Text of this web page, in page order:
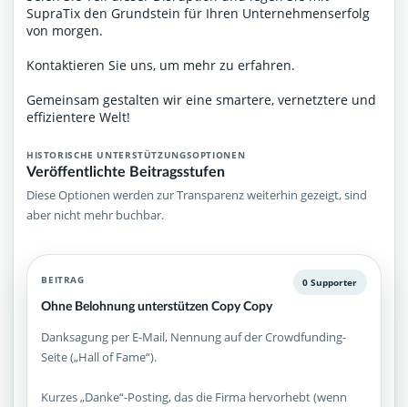
SupraTix den Grundstein für Ihren Unternehmenserfolg
von morgen.
Kontaktieren Sie uns, um mehr zu erfahren.
Gemeinsam gestalten wir eine smartere, vernetztere und
effizientere Welt!
HISTORISCHE UNTERSTÜTZUNGSOPTIONEN
Veröffentlichte Beitragsstufen
Diese Optionen werden zur Transparenz weiterhin gezeigt, sind
aber nicht mehr buchbar.
BEITRAG
Ohne Belohnung unterstützen Copy Copy
0 Supporter
Danksagung per E-Mail, Nennung auf der Crowdfunding-
Seite („Hall of Fame“).
Kurzes „Danke“-Posting, das die Firma hervorhebt (wenn